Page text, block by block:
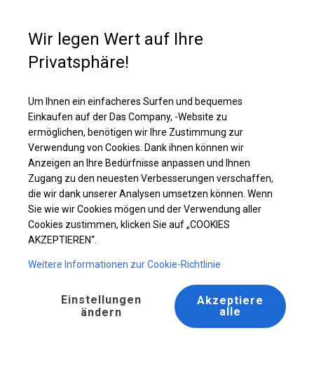
Ganzjährig geöffnete Zelthalle | 8x12 m
Wir legen Wert auf Ihre
Privatsphäre!
Um Ihnen ein einfacheres Surfen und bequemes
Einkaufen auf der Das Company, -Website zu
ermöglichen, benötigen wir Ihre Zustimmung zur
Verwendung von Cookies. Dank ihnen können wir
Anzeigen an Ihre Bedürfnisse anpassen und Ihnen
Zugang zu den neuesten Verbesserungen verschaffen,
die wir dank unserer Analysen umsetzen können. Wenn
Sie wie wir Cookies mögen und der Verwendung aller
Cookies zustimmen, klicken Sie auf „COOKIES
AKZEPTIEREN“.
Weitere Informationen zur Cookie-Richtlinie
Einstellungen
ändern
Akzeptiere
alle